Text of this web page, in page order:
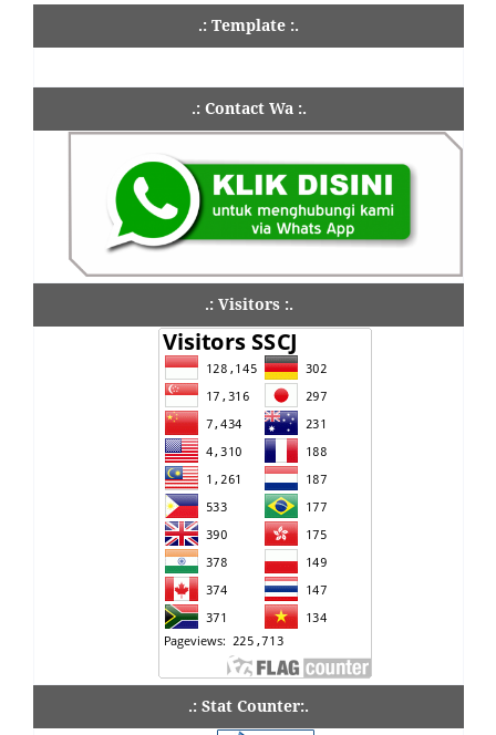
.: Template :.
.: Contact Wa :.
.: Visitors :.
.: Stat Counter:.